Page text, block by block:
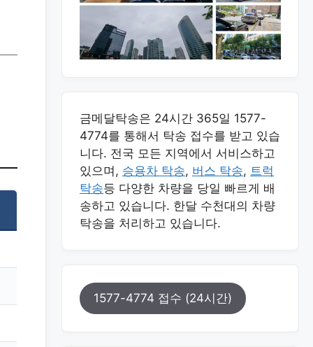
금메달탁송은 24시간 365일 1577-
4774를 통해서 탁송 접수를 받고 있습
니다. 전국 모든 지역에서 서비스하고
있으며, 승용차 탁송, 버스 탁송, 트럭
탁송등 다양한 차량을 당일 빠르게 배
송하고 있습니다. 한달 수천대의 차량
탁송을 처리하고 있습니다.
1577-4774 접수 (24시간)